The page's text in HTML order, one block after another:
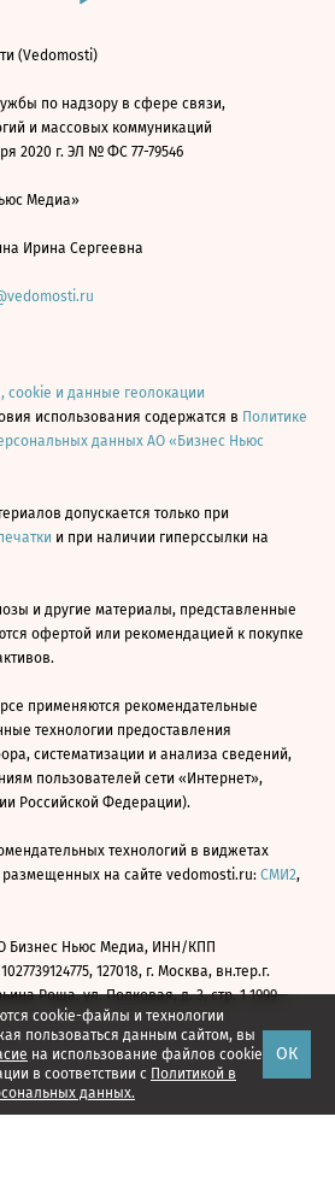
cookie-файлы и технологии
пользоваться данным сайтом, вы
на использование файлов cookie
в соответствии с Политикой в
данных.
ОК
(Vedomosti)
по надзору в сфере связи,
и массовых коммуникаций
2020 г. ЭЛ № ФС 77-79546
Медиа»
Ирина Сергеевна
cookie и данные геолокации
использования содержатся в Политике
данных АО «Бизнес Ньюс
допускается только при
и при наличии гиперссылки на
и другие материалы, представленные
офертой или рекомендацией к покупке
применяются рекомендательные
технологии предоставления
систематизации и анализа сведений,
пользователей сети «Интернет»,
Российской Федерации).
технологий в виджетах
на сайте vedomosti.ru: СМИ2,
Бизнес Ньюс Медиа, ИНН/КПП
127018, г. Москва, вн.тер.г.
Роща, ул. Полковая, д. 3, стр. 1 1999—